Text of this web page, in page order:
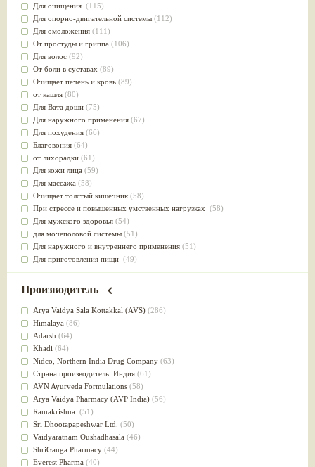
Для очищения (115)
Для опорно-двигательной системы (112)
Для омоложения (111)
От простуды и гриппа (106)
Для волос (92)
От боли в суставах (89)
Очищает печень и кровь (89)
от кашля (80)
Для Вата доши (75)
Для наружного применения (67)
Для похудения (66)
Благовония (64)
от лихорадки (61)
Для кожи лица (59)
Для массажа (58)
Очищает толстый кишечник (58)
При стрессе и повышенных умственных нагрузках (58)
Для мужского здоровья (54)
для мочеполовой системы (51)
Для наружного и внутреннего применения (51)
Для приготовления пищи (49)
от инфекций мочеполовой системы(49)
для суставов
Лечит опухоли и отеки(46)
Для медитации
выводит токсины
Для здоровья печени
Для тела(39)
для очищения крови(38)
При диабете(38)
Антиоксидант(37)
Для Капха(Кафа) доши
От паразитов(37)
При расстройстве желудка (36)
Успокоительное(36)
Для глаз(34)
Производитель
Arya Vaidya Sala Kottakkal (AVS) (286)
Himalaya (86)
Adarsh (64)
Khadi (64)
Nidсo, Northern India Drug Company (63)
Страна производитель: Индия (61)
AVN Ayurveda Formulations (58)
Arya Vaidya Pharmacy (AVP India) (56)
Ramakrishna (51)
Sri Dhootapapeshwar Ltd. (50)
Vaidyaratnam Oushadhasala (46)
ShriGanga Pharmacy (44)
Everest Pharma (40)